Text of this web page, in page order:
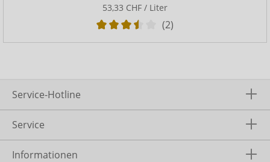
53,33 CHF / Liter
(2)
Service-Hotline
Service
Informationen